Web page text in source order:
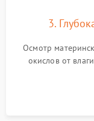
3.
Осмотр
окислов от
дежурных